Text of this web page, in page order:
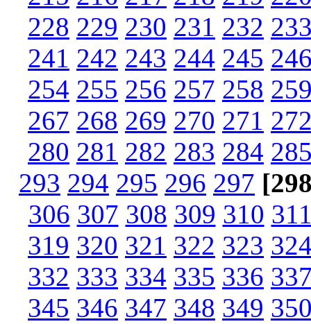
228 229 230 231 232
241 242 243 244 245
254 255 256 257 258
267 268 269 270 271
280 281 282 283 284
293 294 295 296 297
306 307 308 309 310
319 320 321 322 323
332 333 334 335 336
345 346 347 348 349